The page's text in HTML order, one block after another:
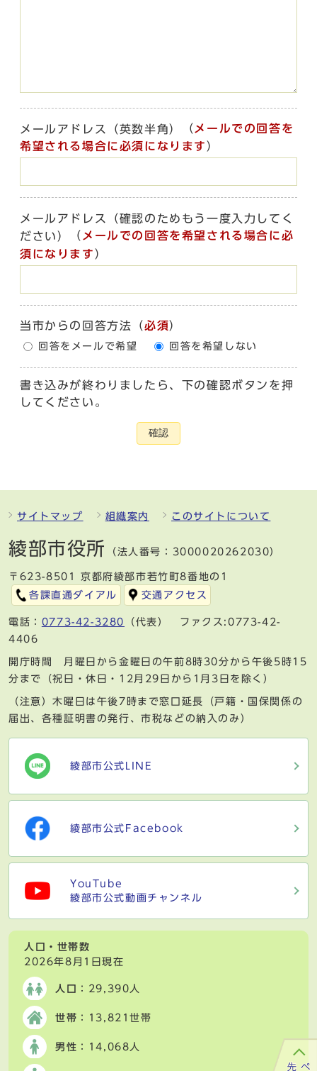
メールアドレス（英数半角） （ メールでの回答を
希望される場合に必須になります ）
メールアドレス（確認のためもう一度入力してく
ださい）
（ メールでの回答を希望される場合に必
須になります ）
当市からの回答方法 （必須）
回答をメールで希望 回答を希望しない
書き込みが終わりましたら、下の確認ボタンを押
してください。
確認
サイトマップ 組織案内 このサイトについて
綾部市役所 （法人番号：3000020262030）
〒623-8501 京都府綾部市若竹町8番地の1
各課直通ダイアル
交通アクセス
電話： 0773-42-3280
（代表） ファクス:0773-42-
4406
開庁時間 月曜日から金曜日の午前8時30分から午後5時15
分まで（祝日・休日・12月29日から1月3日を除く）
（注意）木曜日は午後7時まで窓口延長（戸籍・国保関係の
届出、各種証明書の発行、市税などの納入のみ）
綾部市公式LINE
綾部市公式Facebook
YouTube
綾部市公式動画チャンネル
人口・世帯数
2026年8月1日現在
人口 ：29,390人
世帯 ：13,821世帯
男性 ：14,068人